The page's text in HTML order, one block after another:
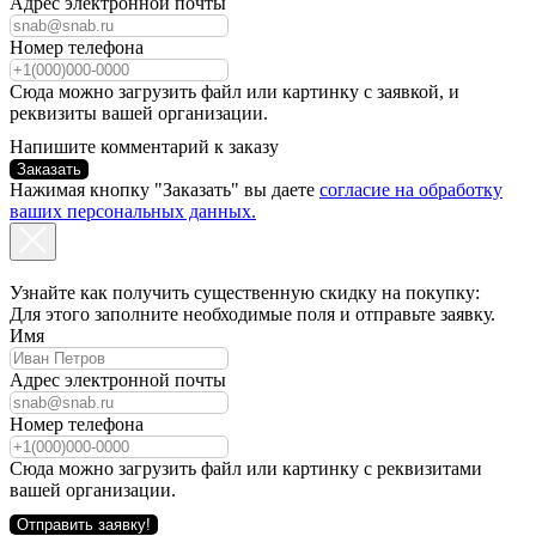
Номер телефона
Сюда можно загрузить файл или картинку с заявкой, и
реквизиты вашей организации.
Напишите комментарий к заказу
Заказать
Нажимая кнопку "Заказать" вы даете согласие на обработку
ваших персональных данных.
Узнайте как получить существенную скидку на покупку:
Для этого заполните необходимые поля и отправьте заявку.
Имя
Адрес электронной почты
Номер телефона
Сюда можно загрузить файл или картинку с реквизитами
вашей организации.
Отправить заявку!